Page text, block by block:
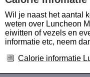
Wil je naast het aantal
weten over Luncheon
eiwitten of vezels en
informatie etc, neem
Calorie informatie